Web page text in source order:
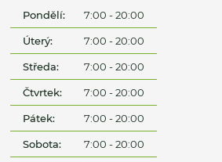
Pondělí: 7:00 - 20:00
Úterý: 7:00 - 20:00
Středa: 7:00 - 20:00
Čtvrtek: 7:00 - 20:00
Pátek: 7:00 - 20:00
Sobota: 7:00 - 20:00